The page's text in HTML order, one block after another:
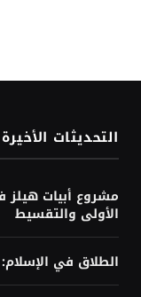
التحديثات الأخيرة
مشروع أبيات هيلز
الأولى والتقسيط
الطلاق في